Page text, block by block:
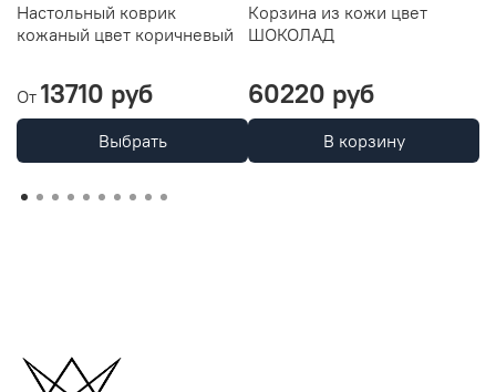
Настольный коврик
кожаный цвет коричневый
От 13710 руб
Выбрать
Корзина из кожи цвет
ШОКОЛАД
60220 руб
В корзину